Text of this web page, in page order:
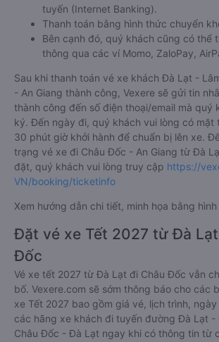
tuyến (Internet Banking).
Thanh toán bằng hình thức chuyển
Bên cạnh đó, quý khách cũng có thể
thông qua các ví Momo, ZaloPay,
Sau khi thanh toán vé xe khách Đà Lạt -
- An Giang thành công, Vexere sẽ gửi tin
thành công đến số điện thoại/email mà quý
ký. Đến ngày đi, quý khách vui lòng có mặt
30 phút giờ khởi hành để chuẩn bị lên xe.
trạng vé xe đi Châu Đốc - An Giang từ Đà
đặt, quý khách vui lòng truy cập https://
VN/booking/ticketinfo
Xem hướng dẫn chi tiết, minh họa bằng hình
Đặt vé xe Tết 2027 từ Đà
Đốc
Vé xe tết 2027 từ Đà Lạt đi Châu Đốc vẫn
bố. Vexere.com sẽ sớm thông báo cho các
xe Tết 2027 bao gồm giá vé, lịch trình,
các hãng xe khách đi tuyến đường Đà Lạt -
Châu Đốc - Đà Lạt ngay khi có thông tin từ